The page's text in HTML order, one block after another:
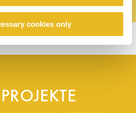
cookies only
PROJEKTE